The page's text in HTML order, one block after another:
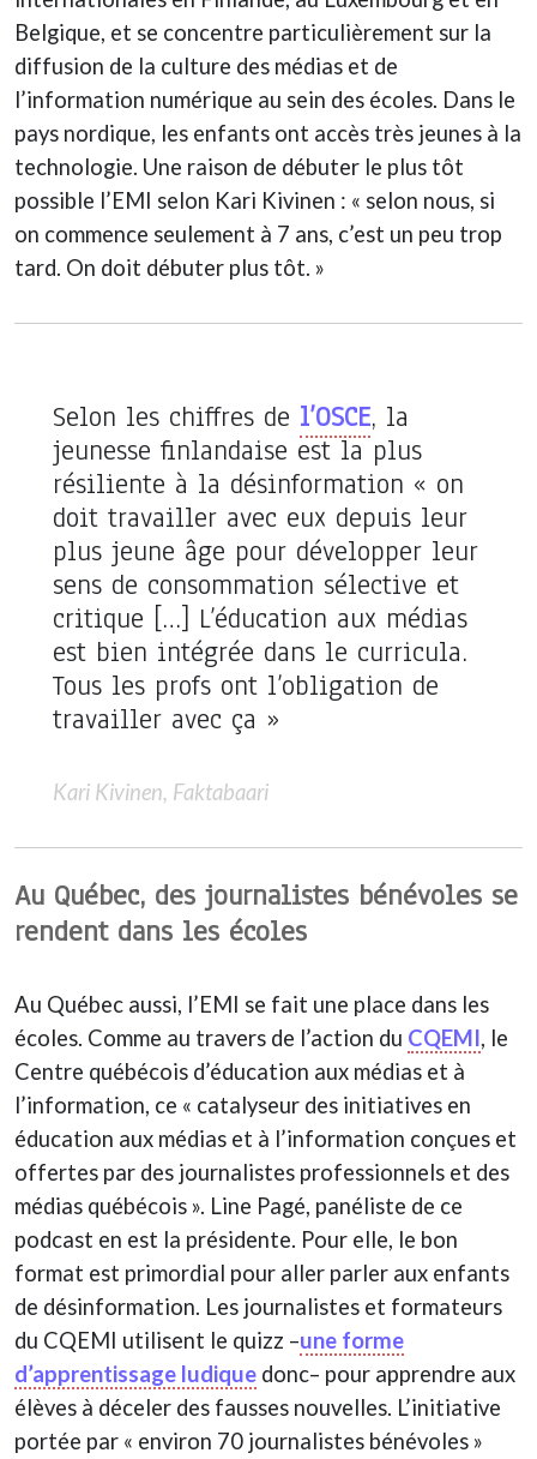
Belgique, et se concentre particulièrement sur la
diffusion de la culture des médias et de
l’information numérique au sein des écoles. Dans le
pays nordique, les enfants ont accès très jeunes à la
technologie. Une raison de débuter le plus tôt
possible l’EMI selon Kari Kivinen : « selon nous, si
on commence seulement à 7 ans, c’est un peu trop
tard. On doit débuter plus tôt. »
Selon les chiffres de l’OSCE, la
jeunesse finlandaise est la plus
résiliente à la désinformation « on
doit travailler avec eux depuis leur
plus jeune âge pour développer leur
sens de consommation sélective et
critique […] L’éducation aux médias
est bien intégrée dans le curricula.
Tous les profs ont l’obligation de
travailler avec ça »
Kari Kivinen, Faktabaari
Au Québec, des journalistes bénévoles se
rendent dans les écoles
Au Québec aussi, l’EMI se fait une place dans les
écoles. Comme au travers de l’action du CQEMI, le
Centre québécois d’éducation aux médias et à
l’information, ce « catalyseur des initiatives en
éducation aux médias et à l’information conçues et
offertes par des journalistes professionnels et des
médias québécois ». Line Pagé, panéliste de ce
podcast en est la présidente. Pour elle, le bon
format est primordial pour aller parler aux enfants
de désinformation. Les journalistes et formateurs
du CQEMI utilisent le quizz –une forme
d’apprentissage ludique donc– pour apprendre aux
élèves à déceler des fausses nouvelles. L’initiative
portée par « environ 70 journalistes bénévoles »